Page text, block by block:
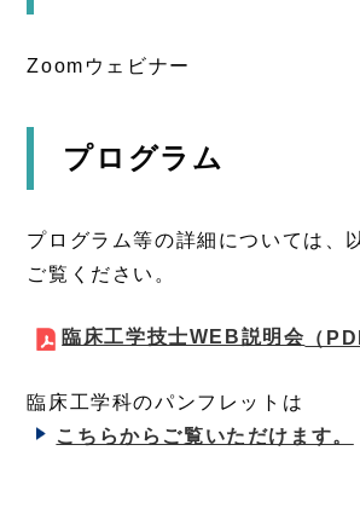
Zoomウェビナー
プログラム
プログラム等の詳細については、
ご覧ください。
臨床工学技士WEB説明会 （
臨床工学科のパンフレットは
こちらからご覧いただけます。